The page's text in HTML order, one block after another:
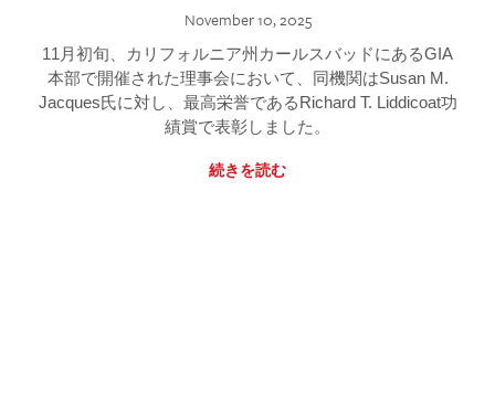
November 10, 2025
11月初旬、カリフォルニア州カールスバッドにあるGIA
本部で開催された理事会において、同機関はSusan M.
Jacques氏に対し、最高栄誉であるRichard T. Liddicoat功
績賞で表彰しました。
続きを読む